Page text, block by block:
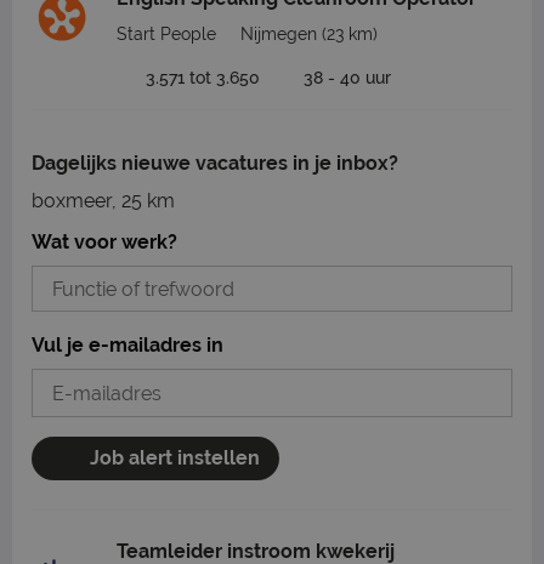
Start People Nijmegen (23 km)
3.571 tot 3.650 38 - 40 uur
Dagelijks nieuwe vacatures in je inbox?
boxmeer, 25 km
Wat voor werk?
Vul je e-mailadres in
Job alert instellen
Teamleider instroom kwekerij